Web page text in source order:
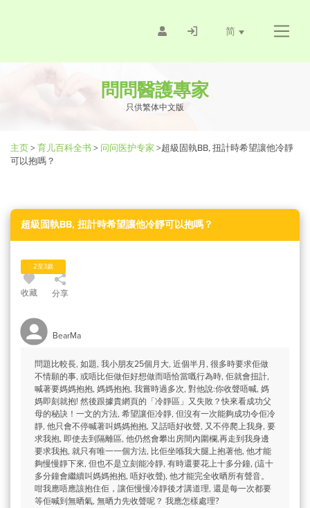
简
問問醫護專家
只供繁体中文版
主页> 育儿百科全书 > 问问医护专家 >超級固執BB, 扭計時希望讓他冷靜
可以抱嗎？
超級固執BB, 扭計時希望讓他冷靜可以抱嗎？
2至3歲
收藏 分享
BearMa
問題比較長, 如題, 我小朋友25個月大, 近個半月, 很多時要求佢做
不情願的事, 或唔比佢做佢好想做而唔恰當嘅行為時, 佢就會扭計,
喊著要媽媽抱抱, 媽媽抱抱, 我嘗時過多次, 對他說:你收聲唔喊, 媽
媽即刻就抱! 然後跟據貴網頁的「冷靜區」又失敗？快來看成功父
母的秘訣！一文的方法, 希望讓佢冷靜, 但沒有一次能夠成功令佢冷
靜, 他只會不停喊著叫媽媽抱抱, 又話唔好收聲, 又不停爬上我身, 要
求我抱, 即使去到隔離區, 他仍然會攀出房間內圍欄,再走到我身邊
要求我抱, 就只有唯一一個方法, 比佢坐喺我大腿上抱著他, 他才能
夠慢慢靜下來, 但也不是立刻能冷靜, 有時還要花上十多分鐘, (這十
多分鐘會繼續叫媽媽抱抱, 唔好收聲), 他才能完全收晒所有聲音。
咁我應唔應該抱住佢，讓佢慢慢冷靜後才講道理, 還是每一次都要
等佢喊到無晒氣, 無晒力先收聲呢？ 我應怎樣處理?